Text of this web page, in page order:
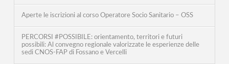
Aperte le iscrizioni al corso Operatore Socio Sanitario – OSS
PERCORSI #POSSIBILE: orientamento, territori e futuri
possibili: Al convegno regionale valorizzate le esperienze delle
sedi CNOS-FAP di Fossano e Vercelli